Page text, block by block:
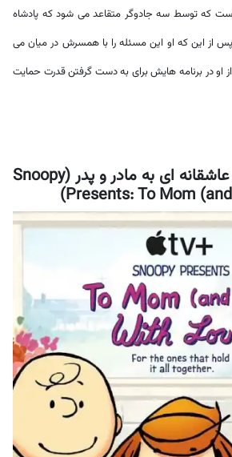
که توسط سه جادوگر متقاعد می شود که پادشاه
از این که او این مسئله را با همسرش در میان می
او در برنامه هایش برای به دست گرفتن قدرت حمایت
انیمیشن سینمایی عاشقانه ای به مادر و پدر (Snoopy
Presents: To Mom